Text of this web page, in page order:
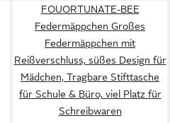
FOUORTUNATE-BEE
Federmäppchen Großes
Federmäppchen mit
Reißverschluss, süßes Design für
Mädchen, Tragbare Stifttasche
für Schule & Büro, viel Platz für
Schreibwaren